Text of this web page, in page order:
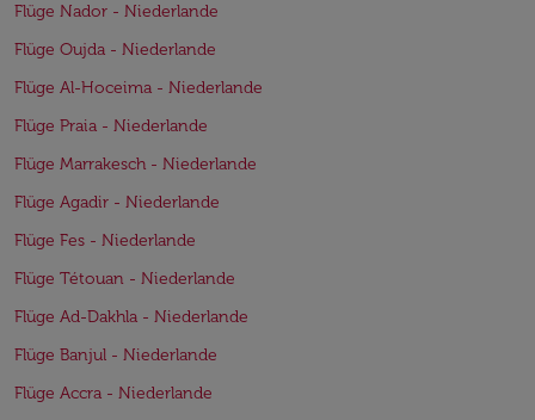
Flüge Nador - Niederlande
Flüge Oujda - Niederlande
Flüge Al-Hoceima - Niederlande
Flüge Praia - Niederlande
Flüge Marrakesch - Niederlande
Flüge Agadir - Niederlande
Flüge Fes - Niederlande
Flüge Tétouan - Niederlande
Flüge Ad-Dakhla - Niederlande
Flüge Banjul - Niederlande
Flüge Accra - Niederlande